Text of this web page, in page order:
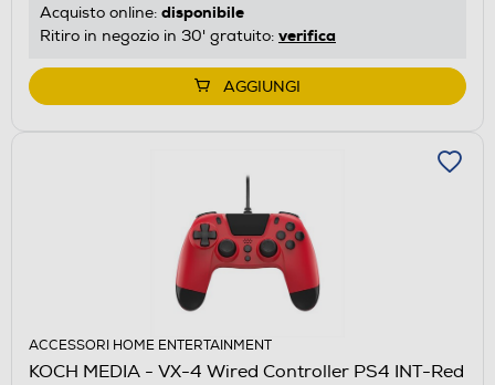
Acquisto online: disponibile
Ritiro in negozio in 30' gratuito: verifica
AGGIUNGI
ACCESSORI HOME ENTERTAINMENT
KOCH MEDIA - VX-4 Wired Controller PS4 INT-Red